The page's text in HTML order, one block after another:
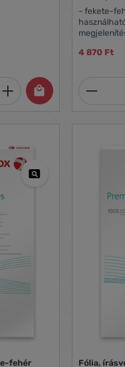
vagy
Adja meg a
- fekete-
4 870 Ft
fehér Fólia,